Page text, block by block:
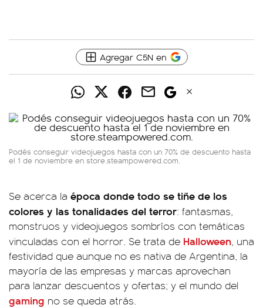
Agregar C5N en
Podés conseguir videojuegos hasta con un 70% de descuento hasta
el 1 de noviembre en store.steampowered.com.
Se acerca la época donde todo se tiñe de los
colores y las tonalidades del terror: fantasmas,
monstruos y videojuegos sombríos con temáticas
vinculadas con el horror. Se trata de Halloween, una
festividad que aunque no es nativa de Argentina, la
mayoría de las empresas y marcas aprovechan
para lanzar descuentos y ofertas; y el mundo del
gaming no se queda atrás.